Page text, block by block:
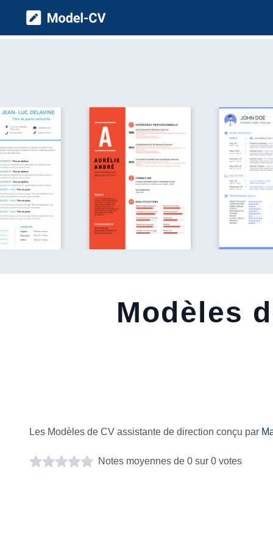
Model CV
Modèles
Les Modèles de CV assistante de direction conçu par
Notes moyennes de 0 sur 0 votes